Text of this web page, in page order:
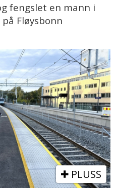
fengslet en mann i
Fløysbonn
PLUSS